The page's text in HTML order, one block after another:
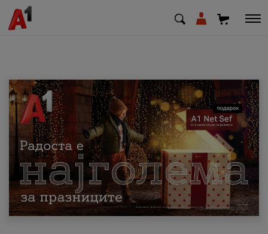
МК EN SQ
Приватни Деловни
Поддршка